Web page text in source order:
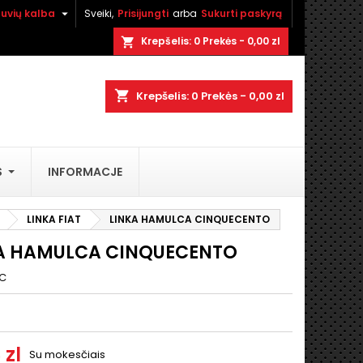
Sveiki, Prisijungti arba Sukurti paskyrą
kalba 
shopping_cart Krepšelis: 0 Prekės - 0,00 zl
shopping_cart Krepšelis: 0 Prekės - 0,00 zl
INFORMACJE
LINKA FIAT LINKA HAMULCA CINQUECENTO
HAMULCA CINQUECENTO
zl Su mokesčiais